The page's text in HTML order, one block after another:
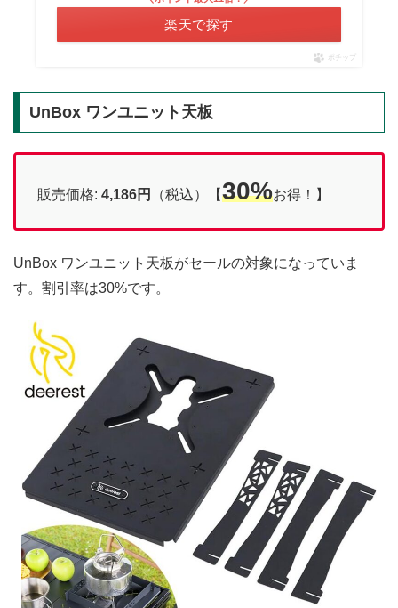
楽天で探す
ポチップ
UnBox ワンユニット天板
販売価格: 4,186円 （税込）【30%お得！】
UnBox ワンユニット天板がセールの対象になっていま
す。割引率は30%です。